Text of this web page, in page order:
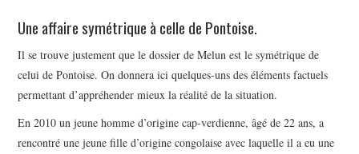
Une affaire symétrique à celle de Pontoise.
Il se trouve justement que le dossier de Melun est le symétrique de
celui de Pontoise. On donnera ici quelques-uns des éléments factuels
permettant d’appréhender mieux la réalité de la situation.
En 2010 un jeune homme d’origine cap-verdienne, âgé de 22 ans, a
rencontré une jeune fille d’origine congolaise avec laquelle il a eu une